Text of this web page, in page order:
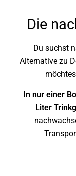
Die
Du suchst
Alternative zu
In nur einer
Liter